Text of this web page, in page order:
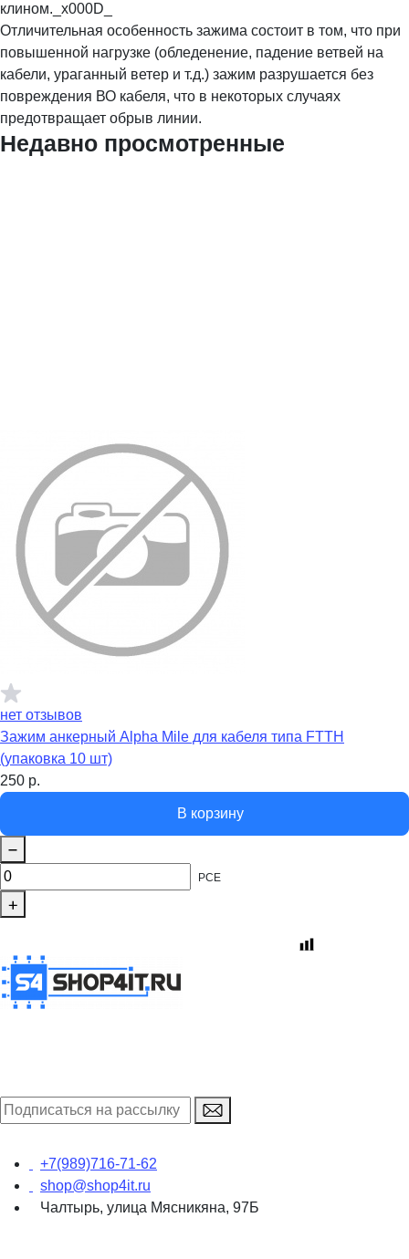
клином._x000D_
Отличительная особенность зажима состоит в том, что при
повышенной нагрузке (обледенение, падение ветвей на
кабели, ураганный ветер и т.д.) зажим разрушается без
повреждения ВО кабеля, что в некоторых случаях
предотвращает обрыв линии.
Недавно просмотренные
нет отзывов
Зажим анкерный Alpha Mile для кабеля типа FTTH
(упаковка 10 шт)
250 р.
В корзину
PCE
+7(989)716-71-62
shop@shop4it.ru
Чалтырь, улица Мясникяна, 97Б